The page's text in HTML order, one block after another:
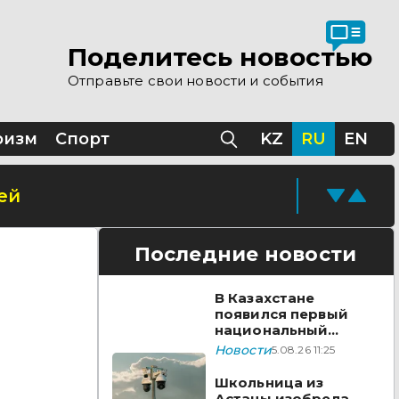
Поделитесь новостью
Отправьте свои новости и события
Спорт KZ RU EN
Последние новости
В Казахстане
появился первый
национальный
стандарт
Новости5.08.26 11:25
Школьница из